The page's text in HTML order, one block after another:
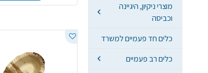
מוצרי ניקיון, היגיינה
וכביסה
כלים חד פעמיים למשרד
כלים רב פעמיים